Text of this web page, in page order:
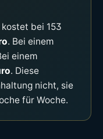
bei 153
. Bei einem
einem
. Diese
nicht, sie
für Woche.